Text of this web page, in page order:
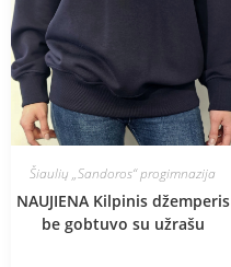
Šiaulių „Sandoros“ progimnazija
NAUJIENA Kilpinis džemperis
be gobtuvo su užrašu